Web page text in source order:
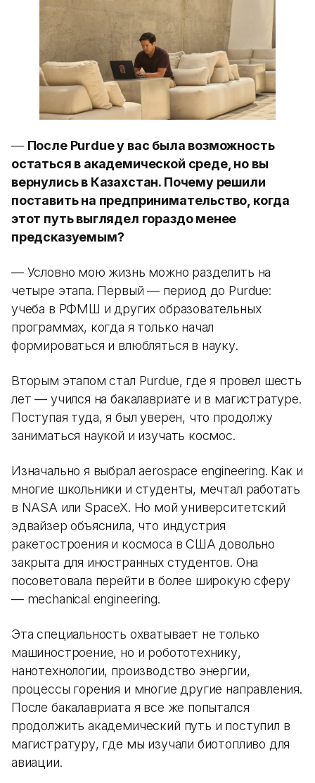
— После Purdue у вас была возможность
остаться в академической среде, но вы
вернулись в Казахстан. Почему решили
поставить на предпринимательство, когда
этот путь выглядел гораздо менее
предсказуемым?
— Условно мою жизнь можно разделить на
четыре этапа. Первый — период до Purdue:
учеба в РФМШ и других образовательных
программах, когда я только начал
формироваться и влюбляться в науку.
Вторым этапом стал Purdue, где я провел шесть
лет — учился на бакалавриате и в магистратуре.
Поступая туда, я был уверен, что продолжу
заниматься наукой и изучать космос.
Изначально я выбрал aerospace engineering. Как и
многие школьники и студенты, мечтал работать
в NASA или SpaceX. Но мой университетский
эдвайзер объяснила, что индустрия
ракетостроения и космоса в США довольно
закрыта для иностранных студентов. Она
посоветовала перейти в более широкую сферу
— mechanical engineering.
Эта специальность охватывает не только
машиностроение, но и робототехнику,
нанотехнологии, производство энергии,
процессы горения и многие другие направления.
После бакалавриата я все же попытался
продолжить академический путь и поступил в
магистратуру, где мы изучали биотопливо для
авиации.